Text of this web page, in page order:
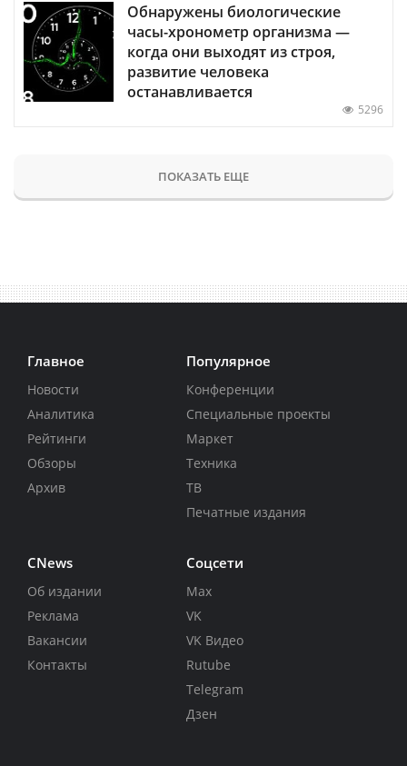
Обнаружены биологические
часы-хронометр организма —
когда они выходят из строя,
развитие человека
останавливается
5296
ПОКАЗАТЬ ЕЩЕ
Главное
Новости
Аналитика
Рейтинги
Обзоры
Архив
Популярное
Конференции
Специальные проекты
Маркет
Техника
ТВ
Печатные издания
CNews
Об издании
Реклама
Вакансии
Контакты
Соцсети
Max
VK
VK Видео
Rutube
Telegram
Дзен